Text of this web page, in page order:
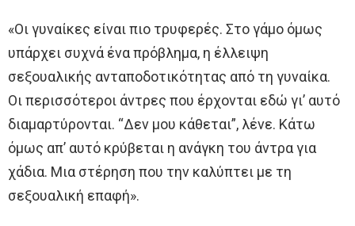
«Οι γυναίκες είναι πιο τρυφερές. Στο γάμο όμως
υπάρχει συχνά ένα πρόβλημα, η έλλειψη
σεξουαλικής ανταποδοτικότητας από τη γυναίκα.
Οι περισσότεροι άντρες που έρχονται εδώ γι’ αυτό
διαμαρτύρονται. “Δεν μου κάθεται”, λένε. Κάτω
όμως απ’ αυτό κρύβεται η ανάγκη του άντρα για
χάδια. Μια στέρηση που την καλύπτει με τη
σεξουαλική επαφή».